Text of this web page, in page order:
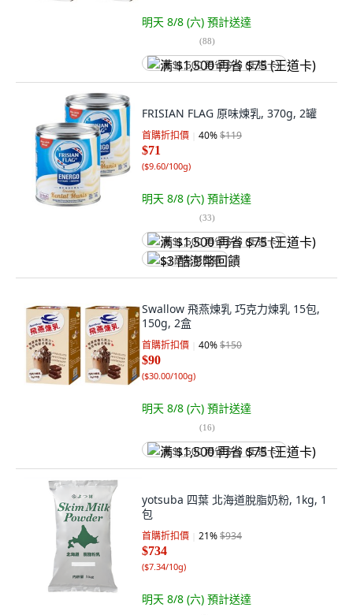
明天 8/8 (六) 預計送達
(88)
满 $1,500 再省 $75 (王道卡)
FRISIAN FLAG 原味煉乳, 370g, 2罐
首購折扣價 40%$119
$71
($9.60/100g)
明天 8/8 (六) 預計送達
(33)
满 $1,500 再省 $75 (王道卡)
$3 酷澎幣回饋
Swallow 飛燕煉乳 巧克力煉乳 15包,
150g, 2盒
首購折扣價 40%$150
$90
($30.00/100g)
明天 8/8 (六) 預計送達
(16)
满 $1,500 再省 $75 (王道卡)
yotsuba 四葉 北海道脫脂奶粉, 1kg, 1
包
首購折扣價 21%$934
$734
($7.34/10g)
明天 8/8 (六) 預計送達